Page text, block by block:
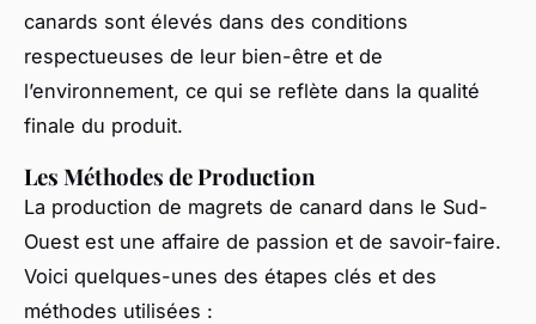
canards sont élevés dans des conditions
respectueuses de leur bien-être et de
l’environnement, ce qui se reflète dans la qualité
finale du produit.
Les Méthodes de Production
La production de magrets de canard dans le Sud-
Ouest est une affaire de passion et de savoir-faire.
Voici quelques-unes des étapes clés et des
méthodes utilisées :